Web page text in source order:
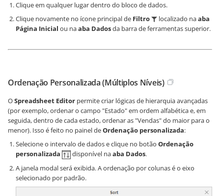
Clique em qualquer lugar dentro do bloco de dados.
Clique novamente no ícone principal de Filtro localizado naaba
Página Inicial ou naaba Dadosda barra de ferramentas superior.
Ordenação Personalizada (Múltiplos Níveis)
OSpreadsheet Editor permite criar lógicas de hierarquia avançadas
(por exemplo, ordenar o campo "Estado" em ordem alfabética e, em
seguida, dentro de cada estado, ordenar as "Vendas" do maior para o
menor). Isso é feito no painel deOrdenação personalizada:
Selecione o intervalo de dados e clique no botão Ordenação
personalizada
disponível naaba Dados.
A janela modal será exibida. A ordenação por colunas é o eixo
selecionado por padrão.